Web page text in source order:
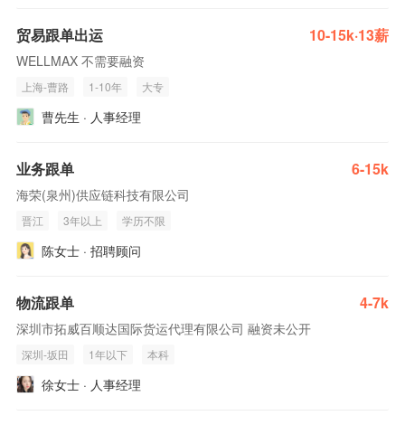
贸易跟单出运 10-15k·13薪
WELLMAX 不需要融资
上海-曹路 1-10年 大专
曹先生 · 人事经理
业务跟单 6-15k
海荣(泉州)供应链科技有限公司
晋江 3年以上 学历不限
陈女士 · 招聘顾问
物流跟单 4-7k
深圳市拓威百顺达国际货运代理有限公司 融资未公开
深圳-坂田 1年以下 本科
徐女士 · 人事经理